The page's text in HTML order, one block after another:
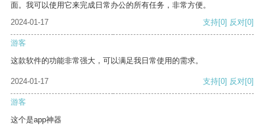
面。我可以使用它来完成日常办公的所有任务，非常方便。
2024-01-17
支持[0] 反对[0]
游客
这款软件的功能非常强大，可以满足我日常使用的需求。
2024-01-17 支持[0] 反对[0]
游客
这个是app神器